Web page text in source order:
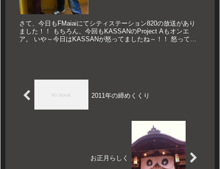
さて、今日もFMaiaiにてシティステーション820の放送があり
ました！！ もちろん、今回もKASSANのProject Aもオンエ
ア。 いや～今日はKASSANが怒ってましたね～！！ 怒ってた
2011年の締めくくり
お正月らしく